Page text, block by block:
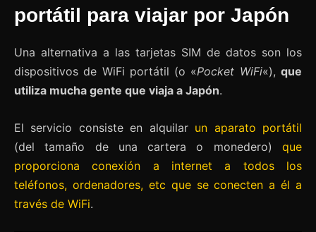
portátil para viajar por Japón
Una alternativa a las tarjetas SIM de datos son los
dispositivos de WiFi portátil (o «Pocket WiFi«),que
utiliza mucha gente que viaja a Japón.
El servicio consiste en alquilar un aparato portátil
(del tamaño de una cartera o monedero) que
proporciona conexión a internet a todos los
teléfonos, ordenadores, etc que se conecten a él a
través de WiFi.